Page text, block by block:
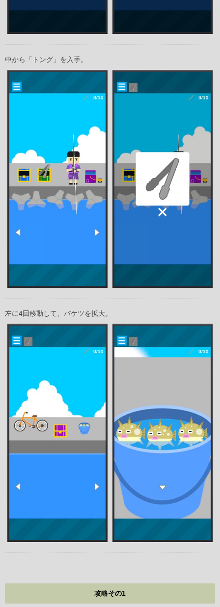
中から「トング」を入手。
左に4回移動して、バケツを拡大。
攻略その1